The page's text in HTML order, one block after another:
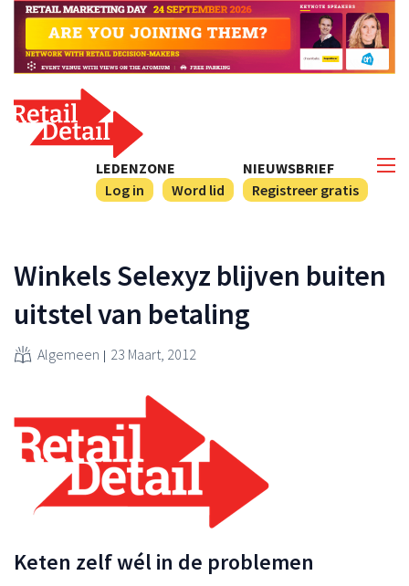
NIEUWSBRIEF
Registreer gratis
LEDENZONE
Log in
Word lid
Winkels Selexyz blijven buiten
uitstel van betaling
Algemeen 23 Maart, 2012
Keten zelf wél in de problemen